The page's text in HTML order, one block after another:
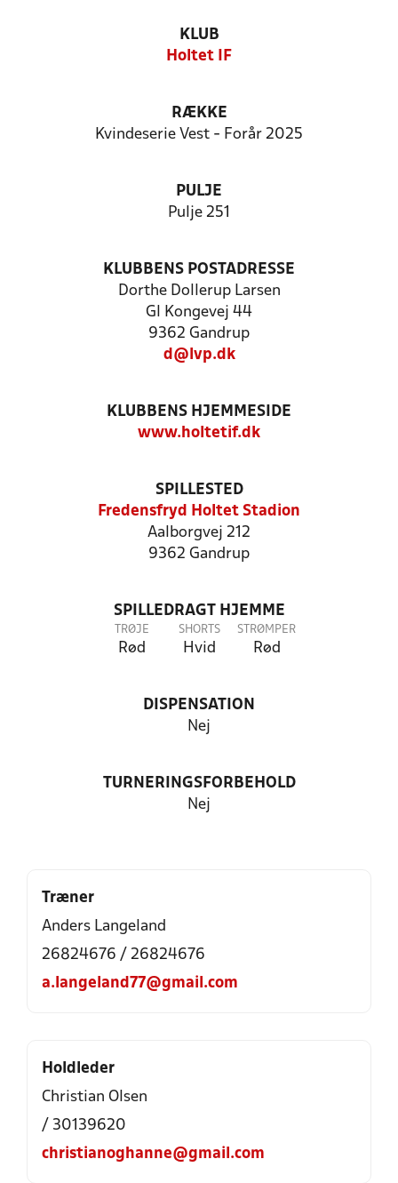
KLUB
Holtet IF
RÆKKE
Kvindeserie Vest - Forår 2025
PULJE
Pulje 251
KLUBBENS POSTADRESSE
Dorthe Dollerup Larsen
Gl Kongevej 44
9362 Gandrup
d@lvp.dk
KLUBBENS HJEMMESIDE
www.holtetif.dk
SPILLESTED
Fredensfryd Holtet Stadion
Aalborgvej 212
9362 Gandrup
SPILLEDRAGT HJEMME
TRØJE
Rød
SHORTS
Hvid
STRØMPER
Rød
DISPENSATION
Nej
TURNERINGSFORBEHOLD
Nej
Træner
Anders Langeland
26824676 / 26824676
a.langeland77@gmail.com
Holdleder
Christian Olsen
/ 30139620
christianoghanne@gmail.com